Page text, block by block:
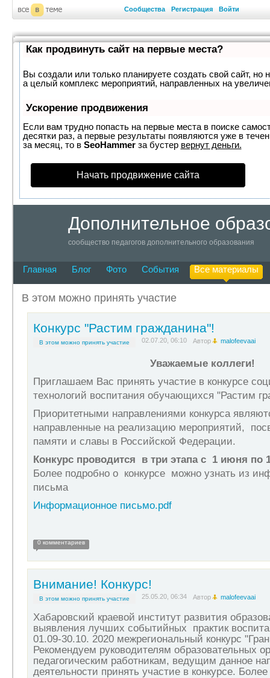
Сообщества Регистрация Войти
Как продвинуть сайт на первые места?
Вы создали или только планируете создать свой сайт, но
а целый комплекс мероприятий, направленных на
Ускорение продвижения
Если вам трудно попасть на первые места в поиске
десятки раз, а первые результаты появляются уже в
за месяц, то в SeoHammerза бустер вернут деньги.
Начать продвижение сайта
Дополнительное
сообщество педагогов дополнительного образования
Главная Блог Фото События Все материалы
В этом можно принять участие
Конкурс "Растим гражданина"!
В этом можно принять участие 02.07.20, 06:10 Автор malofeevaai
Уважаемые коллеги!
Приглашаем Вас принять участие в конкурсе
технологий воспитания обучающихся "Растим
Приоритетными направлениями конкурса
направленные на реализацию мероприятий,
памяти и славы в Российской Федерации.
Конкурс проводится в три этапа с 1 июня по
Более подробно о конкурсе можно узнать из
письма
Информационное письмо.pdf
0 комментариев
Внимание! Конкурс!
В этом можно принять участие 25.05.20, 06:34 Автор malofeevaai
Хабаровский краевой институт развития
выявления лучших событийных практик
01.09-30.10. 2020 межрегиональный конкурс
Рекомендуем руководителям образовательных
педагогическим работникам, ведущим данное
деятельности принять участие в конкурсе.